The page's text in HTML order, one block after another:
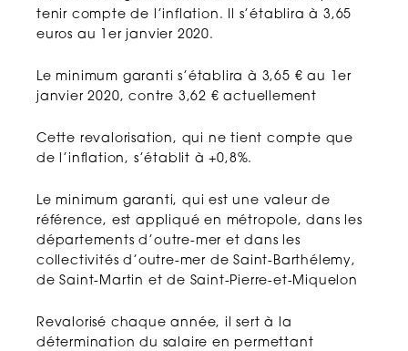
tenir compte de l’inflation. Il s’établira à 3,65
euros au 1er janvier 2020.
Le minimum garanti s’établira à 3,65 € au 1er
janvier 2020, contre 3,62 € actuellement
Cette revalorisation, qui ne tient compte que
de l’inflation, s’établit à +0,8%.
Le minimum garanti, qui est une valeur de
référence, est appliqué en métropole, dans les
départements d’outre-mer et dans les
collectivités d’outre-mer de Saint-Barthélemy,
de Saint-Martin et de Saint-Pierre-et-Miquelon
Revalorisé chaque année, il sert à la
détermination du salaire en permettant